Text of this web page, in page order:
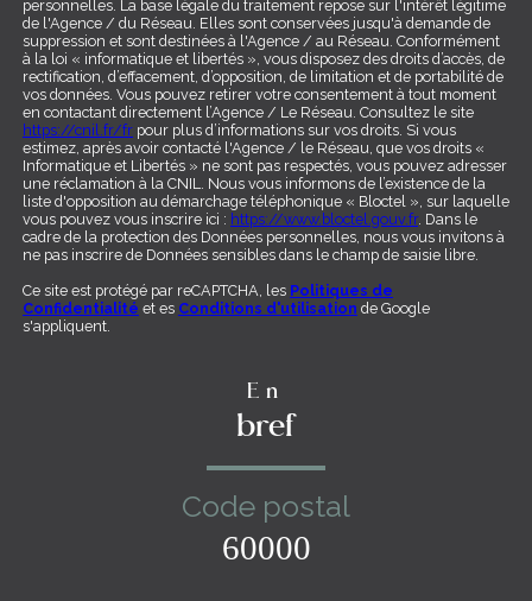
personnelles. La base légale du traitement repose sur l'intérêt légitime
de l'Agence / du Réseau. Elles sont conservées jusqu'à demande de
suppression et sont destinées à l'Agence / au Réseau. Conformément
à la loi « informatique et libertés », vous disposez des droits d’accès, de
rectification, d’effacement, d’opposition, de limitation et de portabilité de
vos données. Vous pouvez retirer votre consentement à tout moment
en contactant directement l’Agence / Le Réseau. Consultez le site
https://cnil.fr/fr pour plus d’informations sur vos droits. Si vous
estimez, après avoir contacté l'Agence / le Réseau, que vos droits «
Informatique et Libertés » ne sont pas respectés, vous pouvez adresser
une réclamation à la CNIL. Nous vous informons de l’existence de la
liste d'opposition au démarchage téléphonique « Bloctel », sur laquelle
vous pouvez vous inscrire ici : https://www.bloctel.gouv.fr. Dans le
cadre de la protection des Données personnelles, nous vous invitons à
ne pas inscrire de Données sensibles dans le champ de saisie libre.
Ce site est protégé par reCAPTCHA, les Politiques de
Confidentialité et es Conditions d'utilisation de Google
s'appliquent.
En
bref
Code postal
60000